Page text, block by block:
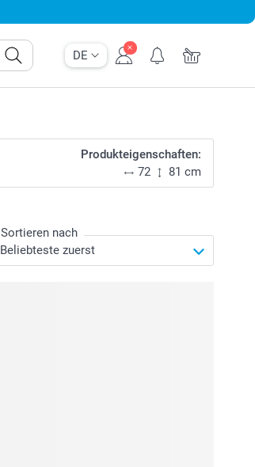
DE
Produkteigenschaften:
72
81 cm
Sortieren nach